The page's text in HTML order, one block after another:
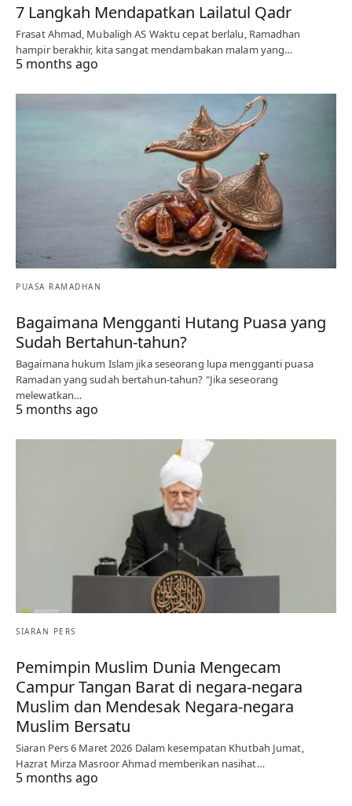
7 Langkah Mendapatkan Lailatul Qadr
Frasat Ahmad, Mubaligh AS Waktu cepat berlalu, Ramadhan
hampir berakhir, kita sangat mendambakan malam yang…
5 months ago
PUASA RAMADHAN
Bagaimana Mengganti Hutang Puasa yang
Sudah Bertahun-tahun?
Bagaimana hukum Islam jika seseorang lupa mengganti puasa
Ramadan yang sudah bertahun-tahun? "Jika seseorang
melewatkan…
5 months ago
SIARAN PERS
Pemimpin Muslim Dunia Mengecam
Campur Tangan Barat di negara-negara
Muslim dan Mendesak Negara-negara
Muslim Bersatu
Siaran Pers 6 Maret 2026 Dalam kesempatan Khutbah Jumat,
Hazrat Mirza Masroor Ahmad memberikan nasihat…
5 months ago